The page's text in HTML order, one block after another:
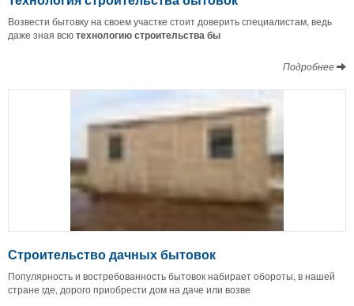
Возвести бытовку на своем участке стоит доверить специалистам, ведь
даже зная всютехнологию строительства бы
Подробнее
Строительство дачных бытовок
Популярность и востребованность бытовок набирает обороты, в нашей
стране где, дорого приобрести дом на даче или возве